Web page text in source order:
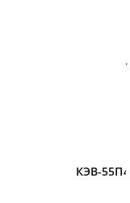
›
КЭВ-